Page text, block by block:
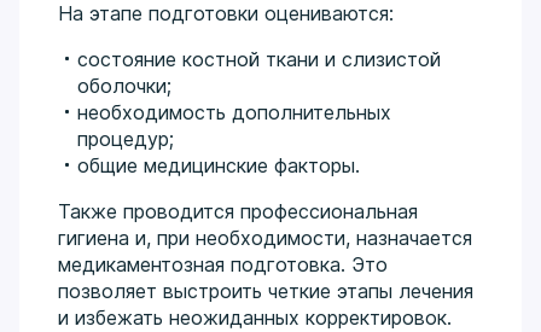
На этапе подготовки оцениваются:
состояние костной ткани и слизистой
оболочки;
необходимость дополнительных
процедур;
общие медицинские факторы.
Также проводится профессиональная
гигиена и, при необходимости, назначается
медикаментозная подготовка. Это
позволяет выстроить четкие этапы лечения
и избежать неожиданных корректировок.